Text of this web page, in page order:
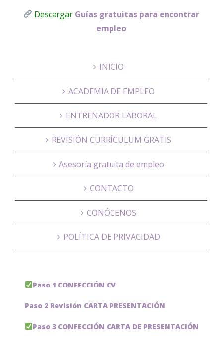
Descargar Guías gratuitas para encontrar
empleo
INICIO
ACADEMIA DE EMPLEO
ENTRENADOR LABORAL
REVISIÓN CURRÍCULUM GRATIS
Asesoría gratuita de empleo
CONTACTO
CONÓCENOS
POLÍTICA DE PRIVACIDAD
Paso 1 CONFECCIÓN CV
Paso 2 Revisión CARTA PRESENTACIÓN
Paso 3 CONFECCIÓN CARTA DE PRESENTACIÓN